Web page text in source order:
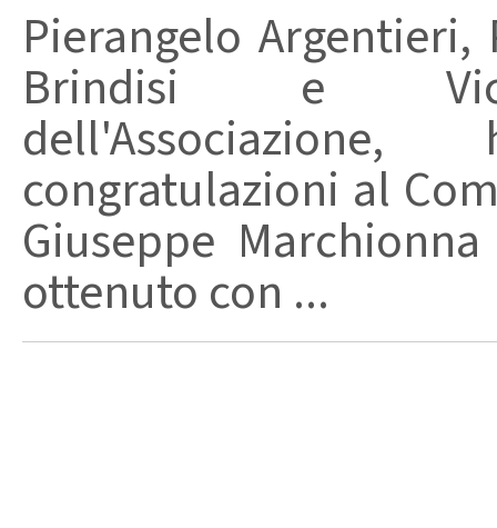
Pierangelo
Brindisi e
congratulazioni al
Giuseppe
ottenuto con ...